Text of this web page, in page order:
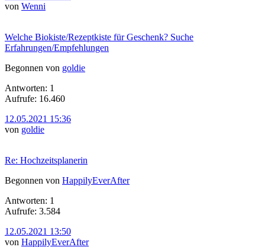
von Wenni
Welche Biokiste/Rezeptkiste für Geschenk? Suche
Erfahrungen/Empfehlungen
Begonnen von goldie
Antworten: 1
Aufrufe: 16.460
12.05.2021 15:36
von goldie
Re: Hochzeitsplanerin
Begonnen von HappilyEverAfter
Antworten: 1
Aufrufe: 3.584
12.05.2021 13:50
von HappilyEverAfter